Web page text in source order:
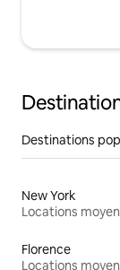
Destinations
New York
Florence